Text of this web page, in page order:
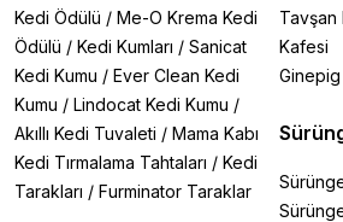
Kedi Ödülü / Me-O Krema Kedi
Ödülü / Kedi Kumları / Sanicat
Kedi Kumu / Ever Clean Kedi
Kumu / Lindocat Kedi Kumu /
Akıllı Kedi Tuvaleti / Mama Kabı
Kedi Tırmalama Tahtaları / Kedi
Tarakları / Furminator Taraklar
Tavşan
Kafesi